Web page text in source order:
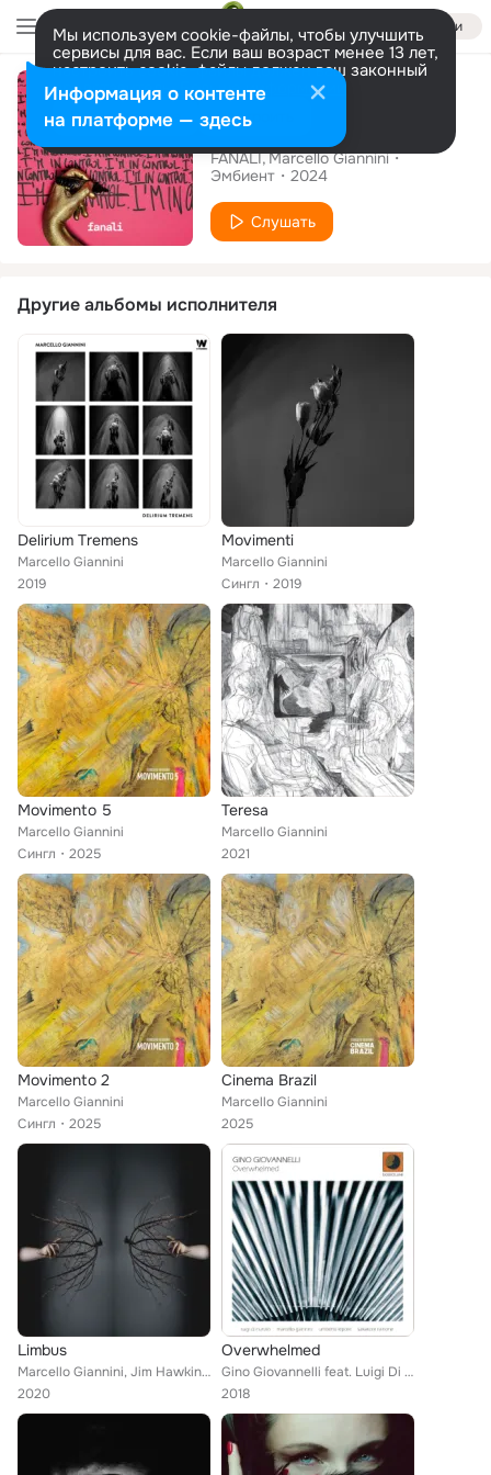
Войти
Мы используем cookie-файлы, чтобы улучшить
сервисы для вас. Если ваш возраст менее 13 лет,
настроить cookie-файлы должен ваш законный
представитель. Больше информации
Разрешить все Настроить
Сингл
Control
FANALI Marcello Giannini
Эмбиент
2024
Слушать
Другие альбомы исполнителя
Delirium Tremens
Marcello Giannini
2019
Movimenti
Marcello Giannini
Сингл
2019
Movimento 5
Marcello Giannini
Сингл
2025
Teresa
Marcello Giannini
2021
Movimento 2
Marcello Giannini
Сингл
2025
Cinema Brazil
Marcello Giannini
2025
Limbus
Marcello Giannini, Jim Hawkins, Pietro Santangelo, K-Conjog
2020
Overwhelmed
Gino Giovannelli feat. Luigi Di Nunzio, Marcello Giannini, Umberto Lepore, Salvatore Rainone
2018
Информация о контенте
на платформе — здесь